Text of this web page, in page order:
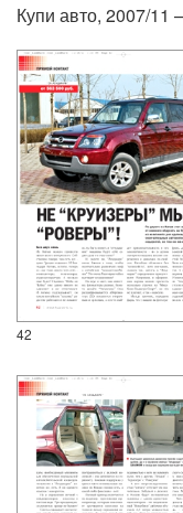
Купи авто, 2007/11
42